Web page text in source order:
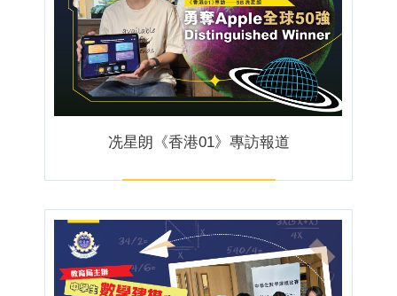
冼星朗《香港01》專訪報道